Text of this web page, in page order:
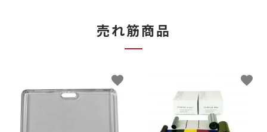
売れ筋商品
favorite favorite